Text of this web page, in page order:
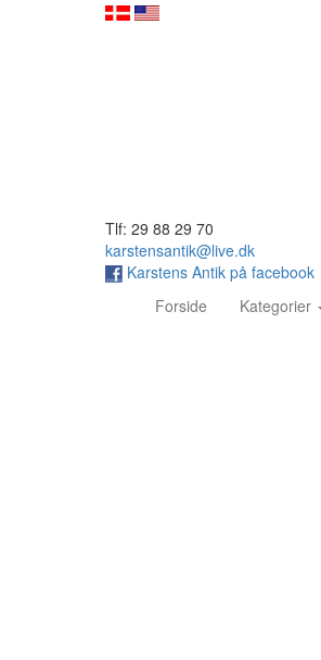
Tlf: 29 88 29 70
karstensantik@live.dk
Karstens Antik på facebook
Forside (current)Kategorier